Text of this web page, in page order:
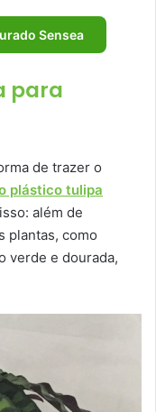
Sensea
para
de trazer o
plástico tulipa
além de
plantas, como
verde e dourada,